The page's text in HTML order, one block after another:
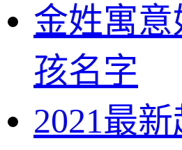
金姓寓意
孩名字
2021最